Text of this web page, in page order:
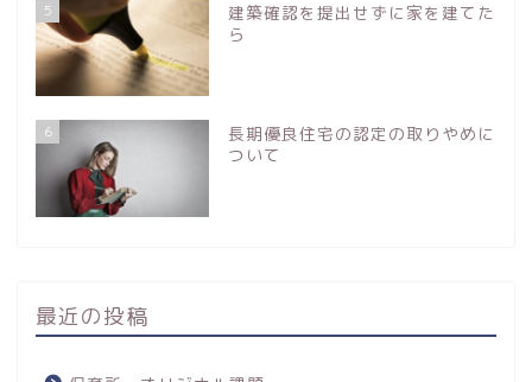
5
建築確認を提出せずに家を建てた
ら
6
長期優良住宅の認定の取りやめに
ついて
最近の投稿